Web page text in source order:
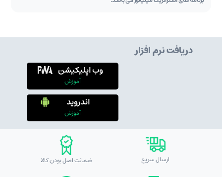
دریافت نرم افزار
وب اپلیکیشن
آموزش
اندروید
آموزش
ارسال سریع ضمانت اصل بودن کالا